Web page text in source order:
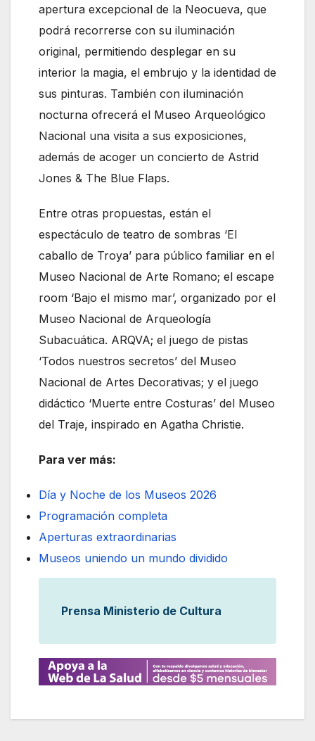
apertura excepcional de la Neocueva, que
podrá recorrerse con su iluminación
original, permitiendo desplegar en su
interior la magia, el embrujo y la identidad de
sus pinturas. También con iluminación
nocturna ofrecerá el Museo Arqueológico
Nacional una visita a sus exposiciones,
además de acoger un concierto de Astrid
Jones & The Blue Flaps.
Entre otras propuestas, están el
espectáculo de teatro de sombras ‘El
caballo de Troya’ para público familiar en el
Museo Nacional de Arte Romano; el escape
room ‘Bajo el mismo mar’, organizado por el
Museo Nacional de Arqueología
Subacuática. ARQVA; el juego de pistas
‘Todos nuestros secretos’ del Museo
Nacional de Artes Decorativas; y el juego
didáctico ‘Muerte entre Costuras’ del Museo
del Traje, inspirado en Agatha Christie.
Para ver más:
Día y Noche de los Museos 2026
Programación completa
Aperturas extraordinarias
Museos uniendo un mundo dividido
Prensa Ministerio de Cultura